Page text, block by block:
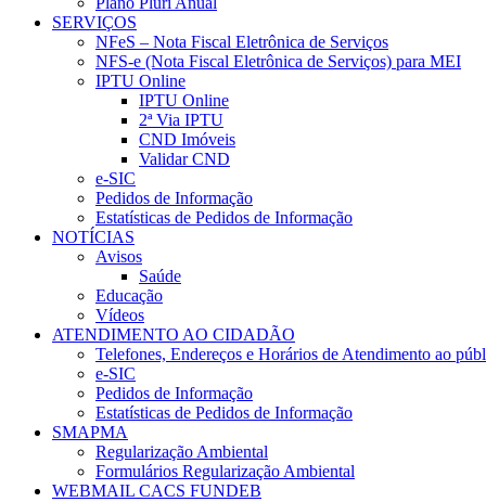
SERVIÇOS
NFeS – Nota Fiscal Eletrônica de Serviços
NFS-e (Nota Fiscal Eletrônica de Serviços) para MEI
IPTU Online
IPTU Online
2ª Via IPTU
CND Imóveis
Validar CND
e-SIC
Pedidos de Informação
Estatísticas de Pedidos de Informação
NOTÍCIAS
Avisos
Saúde
Educação
Vídeos
ATENDIMENTO AO CIDADÃO
Telefones, Endereços e Horários de Atendimento ao
e-SIC
Pedidos de Informação
Estatísticas de Pedidos de Informação
SMAPMA
Regularização Ambiental
Formulários Regularização Ambiental
WEBMAIL CACS FUNDEB